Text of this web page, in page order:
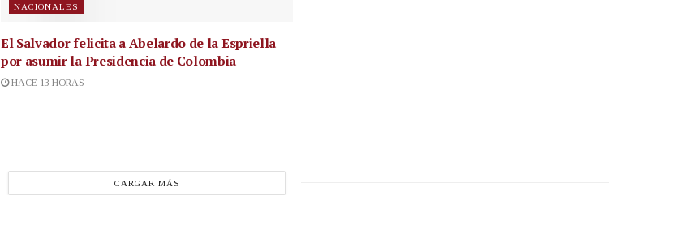
NACIONALES
El Salvador felicita a Abelardo de la Espriella
por asumir la Presidencia de Colombia
HACE 13 HORAS
CARGAR MÁS